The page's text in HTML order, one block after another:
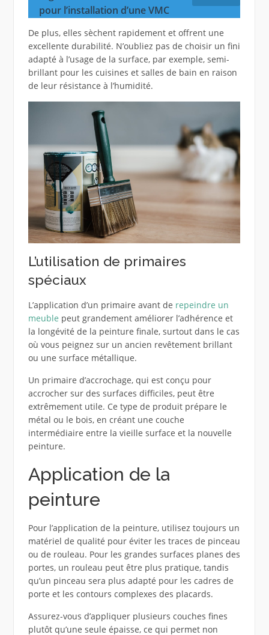
pour l’installation d’une VMC
De plus, elles sèchent rapidement et offrent une
excellente durabilité. N’oubliez pas de choisir un fini
adapté à l’usage de la surface, par exemple, semi-
brillant pour les cuisines et salles de bain en raison
de leur résistance à l’humidité.
L’utilisation de primaires
spéciaux
L’application d’un primaire avant de repeindre un
meuble peut grandement améliorer l’adhérence et
la longévité de la peinture finale, surtout dans le cas
où vous peignez sur un ancien revêtement brillant
ou une surface métallique.
Un primaire d’accrochage, qui est conçu pour
accrocher sur des surfaces difficiles, peut être
extrêmement utile. Ce type de produit prépare le
métal ou le bois, en créant une couche
intermédiaire entre la vieille surface et la nouvelle
peinture.
Application de la
peinture
Pour l’application de la peinture, utilisez toujours un
matériel de qualité pour éviter les traces de pinceau
ou de rouleau. Pour les grandes surfaces planes des
portes, un rouleau peut être plus pratique, tandis
qu’un pinceau sera plus adapté pour les cadres de
porte et les contours complexes des placards.
Assurez-vous d’appliquer plusieurs couches fines
plutôt qu’une seule épaisse, ce qui permet non